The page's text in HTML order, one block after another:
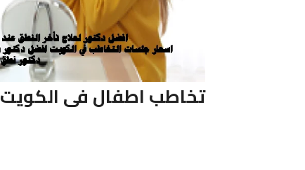
تخاطب اطفال فى الكويت